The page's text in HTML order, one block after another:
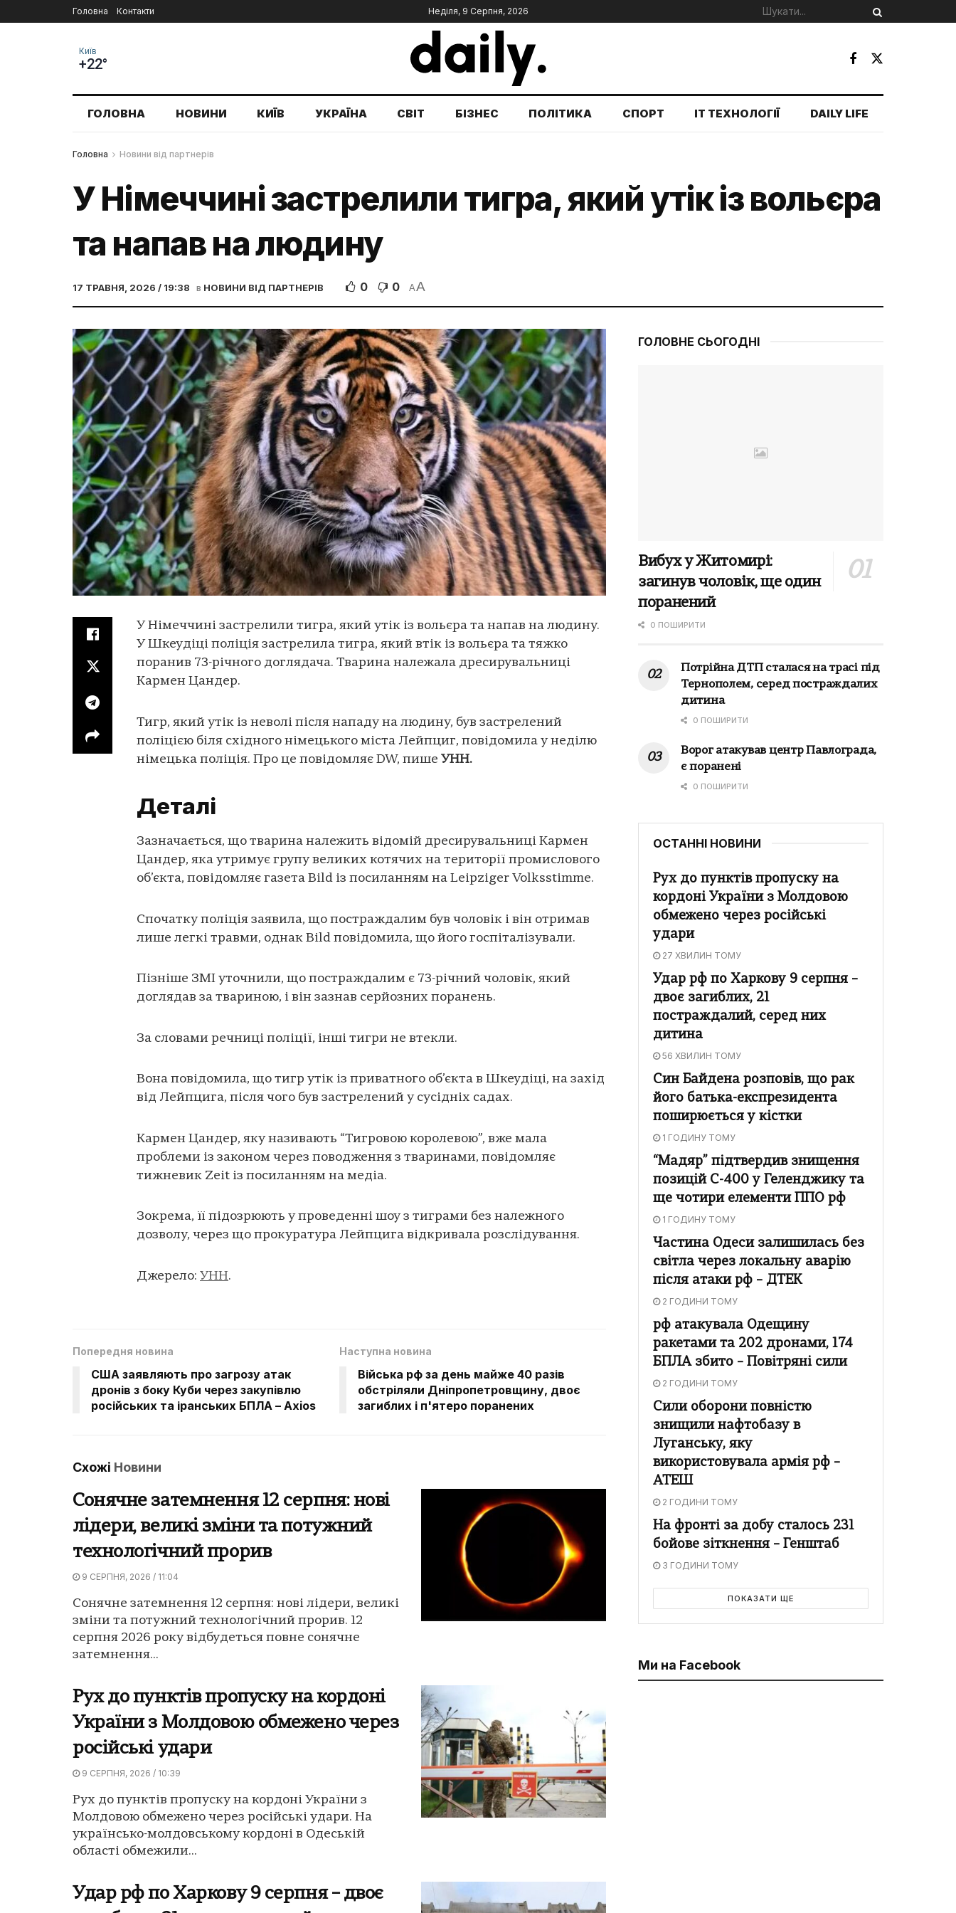
Головна Контакти Неділя, 9 Серпня, 2026
Київ
+22°
ГОЛОВНА НОВИНИ КИЇВ УКРАЇНА СВІТ БІЗНЕС ПОЛІТИКА СПОРТ IT ТЕХНОЛОГІЇ DAILY LIFE
Головна Новини від партнерів
У Німеччині застрелили тигра, який утік із вольєра
та напав на людину
17 ТРАВНЯ, 2026 / 19:38 в НОВИНИ ВІД ПАРТНЕРІВ 0 0 AA
У Німеччині застрелили тигра, який утік із вольєра та напав на людину.
У Шкеудіці поліція застрелила тигра, який втік із вольєра та тяжко
поранив 73-річного доглядача. Тварина належала дресирувальниці
Кармен Цандер.
Тигр, який утік із неволі після нападу на людину, був застрелений
поліцією біля східного німецького міста Лейпциг, повідомила у неділю
німецька поліція. Про це повідомляє DW, пише УНН.
Деталі
Зазначається, що тварина належить відомій дресирувальниці Кармен
Цандер, яка утримує групу великих котячих на території промислового
об’єкта, повідомляє газета Bild із посиланням на Leipziger Volksstimme.
Спочатку поліція заявила, що постраждалим був чоловік і він отримав
лише легкі травми, однак Bild повідомила, що його госпіталізували.
Пізніше ЗМІ уточнили, що постраждалим є 73-річний чоловік, який
доглядав за твариною, і він зазнав серйозних поранень.
За словами речниці поліції, інші тигри не втекли.
Вона повідомила, що тигр утік із приватного об’єкта в Шкеудіці, на захід
від Лейпцига, після чого був застрелений у сусідніх садах.
Кармен Цандер, яку називають “Тигровою королевою”, вже мала
проблеми із законом через поводження з тваринами, повідомляє
тижневик Zeit із посиланням на медіа.
Зокрема, її підозрюють у проведенні шоу з тиграми без належного
дозволу, через що прокуратура Лейпцига відкривала розслідування.
Джерело: УНН.
Попередня новина
США заявляють про загрозу атак
дронів з боку Куби через закупівлю
російських та іранських БПЛА – Axios
Наступна новина
Війська рф за день майже 40 разів
обстріляли Дніпропетровщину, двоє
загиблих і п'ятеро поранених
Схожі Новини
Сонячне затемнення 12 серпня: нові
лідери, великі зміни та потужний
технологічний прорив
9 СЕРПНЯ, 2026 / 11:04
Сонячне затемнення 12 серпня: нові лідери, великі
зміни та потужний технологічний прорив. 12
серпня 2026 року відбудеться повне сонячне
затемнення...
Рух до пунктів пропуску на кордоні
України з Молдовою обмежено через
російські удари
9 СЕРПНЯ, 2026 / 10:39
Рух до пунктів пропуску на кордоні України з
Молдовою обмежено через російські удари. На
українсько-молдовському кордоні в Одеській
області обмежили...
Удар рф по Харкову 9 серпня – двоє
ГОЛОВНЕ СЬОГОДНІ
Вибух у Житомирі:
загинув чоловік, ще один
поранений
0 ПОШИРИТИ
Потрійна ДТП сталася на трасі під
Тернополем, серед постраждалих
дитина
0 ПОШИРИТИ
Ворог атакував центр Павлограда,
є поранені
0 ПОШИРИТИ
ОСТАННІ НОВИНИ
Рух до пунктів пропуску на
кордоні України з Молдовою
обмежено через російські
удари
27 ХВИЛИН ТОМУ
Удар рф по Харкову 9 серпня –
двоє загиблих, 21
постраждалий, серед них
дитина
56 ХВИЛИН ТОМУ
Син Байдена розповів, що рак
його батька-експрезидента
поширюється у кістки
1 ГОДИНУ ТОМУ
“Мадяр” підтвердив знищення
позицій С-400 у Геленджику та
ще чотири елементи ППО рф
1 ГОДИНУ ТОМУ
Частина Одеси залишилась без
світла через локальну аварію
після атаки рф – ДТЕК
2 ГОДИНИ ТОМУ
рф атакувала Одещину
ракетами та 202 дронами, 174
БПЛА збито – Повітряні сили
2 ГОДИНИ ТОМУ
Сили оборони повністю
знищили нафтобазу в
Луганську, яку
використовувала армія рф –
АТЕШ
2 ГОДИНИ ТОМУ
На фронті за добу сталось 231
бойове зіткнення – Генштаб
3 ГОДИНИ ТОМУ
ПОКАЗАТИ ЩЕ
Ми на Facebook